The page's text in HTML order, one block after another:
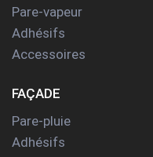
Pare-vapeur
Adhésifs
Accessoires
FAÇADE
Pare-pluie
Adhésifs